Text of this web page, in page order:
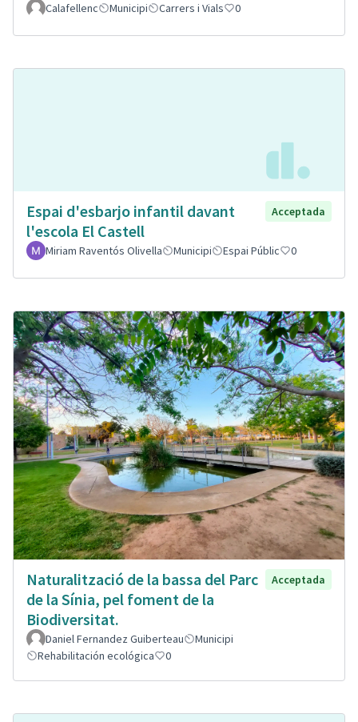
Calafellenc Municipi Carrers i Vials 0
Espai d'esbarjo infantil davant
l'escola El Castell
Acceptada
Miriam Raventós Olivella Municipi Espai Públic 0
Naturalització de la bassa del Parc
de la Sínia, pel foment de la
Biodiversitat.
Acceptada
Daniel Fernandez Guiberteau
Municipi
Rehabilitación ecológica
0